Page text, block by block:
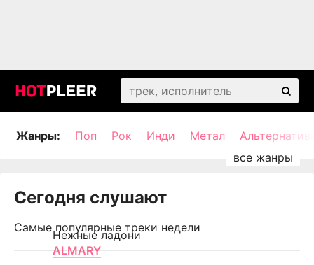
Жанры: Поп Рок Инди Метал
Сегодня слушают
Самые популярные треки недели
Нежные ладони
ALMARY